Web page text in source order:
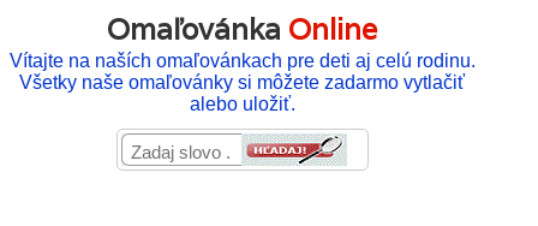
Omaľovánka Online
Vítajte na naších omaľovánkach pre deti aj celú rodinu.
Všetky naše omaľovánky si môžete zadarmo vytlačiť
alebo uložiť.